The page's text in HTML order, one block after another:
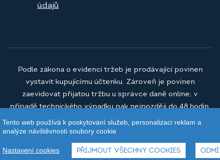
údajů
© 2026Vaše pekárna a.s.
Podle zákona o evidenci tržeb je prodávající povinen
vystavit kupujícímu účtenku. Zároveň je povinen
zaevidovat přijatou tržbu u správce daně online; v
případě technického výpadku pak nejpozději do 48 hodin.
Tento web používá k poskytování služeb, personalizaci reklam a
analýze návštěvnosti soubory cookie
Nastavení cookies PŘIJMOUT VŠECHNY COOKIES